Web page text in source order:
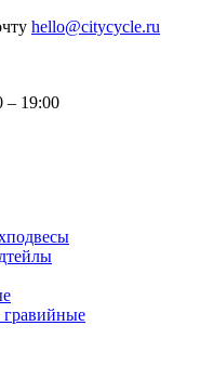
hello@citycycle.ru
– 19:00